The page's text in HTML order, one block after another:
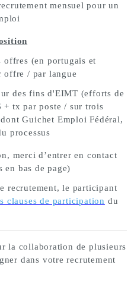
mensuel pour un
offres (en portugais et
offre / par langue
des fins d'EIMT (efforts de
+ tx par poste / sur trois
Guichet Emploi Fédéral,
processus
merci d’entrer en contact
en bas de page)
recrutement, le participant
clauses de participation du
la collaboration de plusieurs
dans votre recrutement